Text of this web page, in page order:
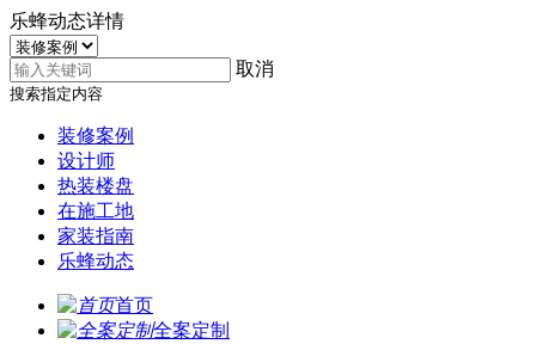
乐蜂动态详情
取消
搜索指定内容
装修案例
设计师
热装楼盘
在施工地
家装指南
乐蜂动态
首页
全案定制